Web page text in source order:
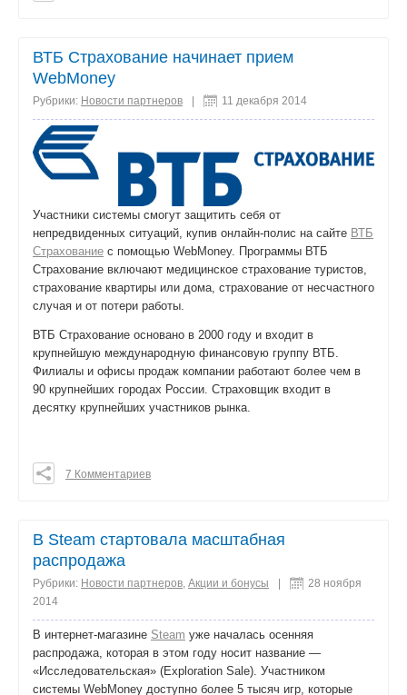
ВТБ Страхование начинает прием
WebMoney
Рубрики: Новости партнеров 11 декабря 2014
Участники системы смогут защитить себя от
непредвиденных ситуаций, купив онлайн-полис на сайте ВТБ
Страхование с помощью WebMoney. Программы ВТБ
Страхование включают медицинское страхование туристов,
страхование квартиры или дома, страхование от несчастного
случая и от потери работы.
ВТБ Страхование основано в 2000 году и входит в
крупнейшую международную финансовую группу ВТБ.
Филиалы и офисы продаж компании работают более чем в
90 крупнейших городах России. Страховщик входит в
десятку крупнейших участников рынка.
0
поделиться
7 Комментариев
В Steam стартовала масштабная
распродажа
Рубрики: Новости партнеров Акции и бонусы |
28 ноября
2014
В интернет-магазине Steam уже началась осенняя
распродажа, которая в этом году носит название —
«Исследовательская» (Exploration Sale). Участником
системы WebMoney доступно более 5 тысяч игр, которые